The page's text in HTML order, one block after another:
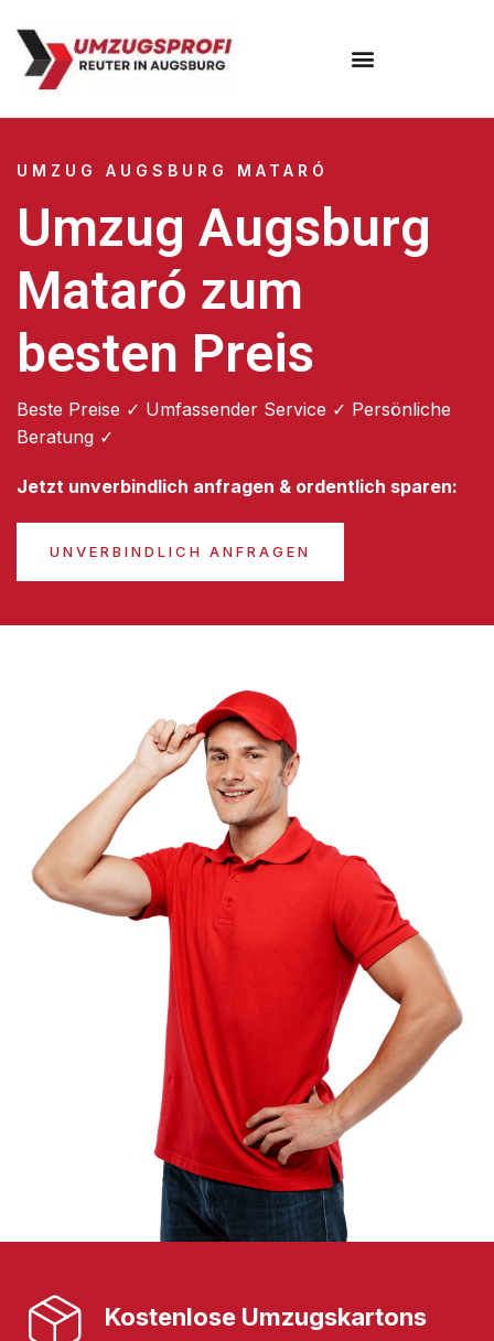
UMZUG AUGSBURG MATARÓ
Umzug Augsburg
Mataró zum
besten Preis
Beste Preise ✓ Umfassender Service ✓ Persönliche
Beratung ✓
Jetzt unverbindlich anfragen & ordentlich sparen:
UNVERBINDLICH ANFRAGEN
Kostenlose Umzugskartons